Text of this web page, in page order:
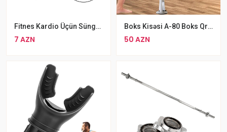
Fitnes Kardio Üçün Süngər Tutacaqlı Aşınmaya Davamlı Taxta Atlama İpi
7 AZN
Boks Kisəsi A-80 Boks Qruşası
50 AZN